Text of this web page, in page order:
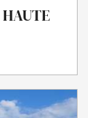
HAUTE